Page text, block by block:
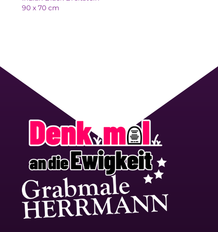
90 x 70 cm